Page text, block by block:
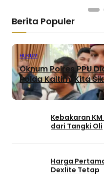
Berita Populer
HUKUM
Oknum Polres PPU
Polda Kaltim: Kita
Kebakaran
dari Tangki Oli
Harga
Dexlite Tetap